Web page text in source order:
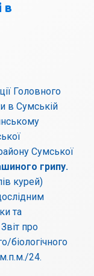
в
Головного
в Сумській
Сумської
грипу.
курей)
та
про
біологічного
24.